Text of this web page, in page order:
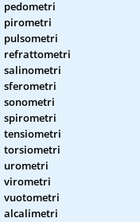
pedometri
pirometri
pulsometri
refrattometri
salinometri
sferometri
sonometri
spirometri
tensiometri
torsiometri
urometri
virometri
vuotometri
alcalimetri